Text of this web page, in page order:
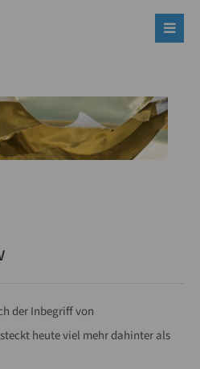
der Inbegriff von
heute viel mehr dahinter als